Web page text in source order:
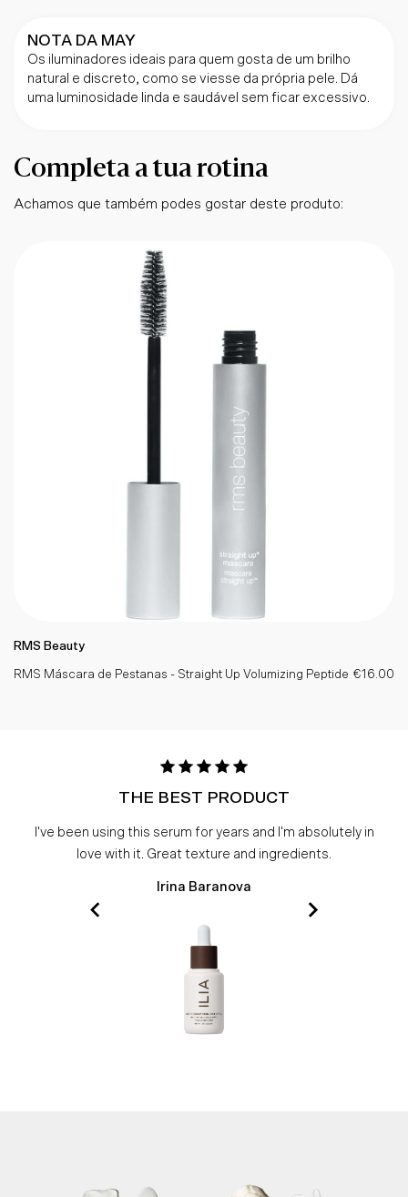
NOTA DA MAY
Os iluminadores ideais para quem gosta de um brilho
natural e discreto, como se viesse da própria pele. Dá
uma luminosidade linda e saudável sem ficar excessivo.
Completa a tua rotina
Achamos que também podes gostar deste produto:
RMS Beauty
RMS Máscara de Pestanas - Straight Up Volumizing Peptide €16.00
THE BEST PRODUCT
I've been using this serum for years and I'm absolutely in
love with it. Great texture and ingredients.
Irina Baranova